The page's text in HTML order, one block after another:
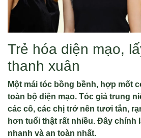
Trẻ hóa diện mạo,
thanh xuân
Một mái tóc bồng bềnh, hợp mốt
toàn bộ diện mạo. Tóc giả trung
các cô, các chị trở nên tươi tắn,
hơn tuổi thật rất nhiều. Đây chính
nhanh và an toàn nhất.